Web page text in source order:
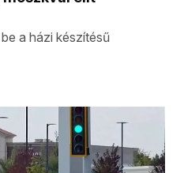
a házi készítésű